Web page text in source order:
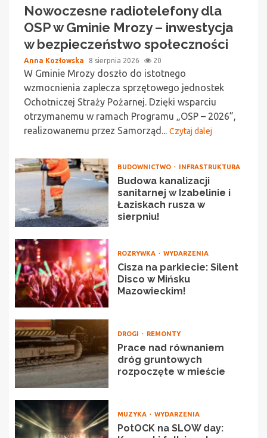
Nowoczesne radiotelefony dla
OSP w Gminie Mrozy – inwestycja
w bezpieczeństwo społeczności
Anna Kozłowska 8 sierpnia 2026 20
W Gminie Mrozy doszło do istotnego
wzmocnienia zaplecza sprzętowego jednostek
Ochotniczej Straży Pożarnej. Dzięki wsparciu
otrzymanemu w ramach Programu „OSP – 2026”,
realizowanemu przez Samorząd... Czytaj dalej
BUDOWNICTWO INFRASTRUKTURA
Budowa kanalizacji
sanitarnej w Izabelinie i
Łaziskach rusza w
sierpniu!
ROZRYWKA WYDARZENIA
Cisza na parkiecie: Silent
Disco w Mińsku
Mazowieckim!
DROGI REMONTY
Prace nad równaniem
dróg gruntowych
rozpoczęte w mieście
MUZYKA WYDARZENIA
PotOCK na SLOW day: